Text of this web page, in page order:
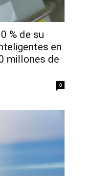
% de su
en
millones de
0